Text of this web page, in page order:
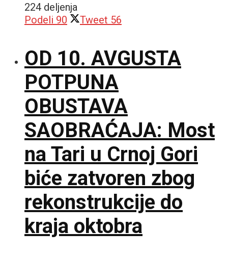
224 deljenja
Podeli 90 Tweet 56
OD 10. AVGUSTA
POTPUNA
OBUSTAVA
SAOBRAĆAJA: Most
na Tari u Crnoj Gori
biće zatvoren zbog
rekonstrukcije do
kraja oktobra